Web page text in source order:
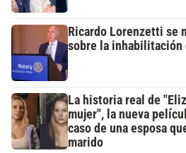
Ricardo Lorenzetti se
sobre la inhabilitación
La historia real de
mujer", la nueva
caso de una esposa
marido